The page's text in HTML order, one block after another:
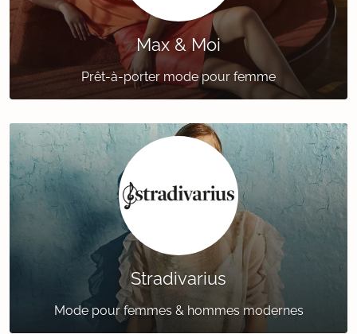
Max & Moi
Prêt-à-porter mode pour femme
Stradivarius
Mode pour femmes & hommes modernes